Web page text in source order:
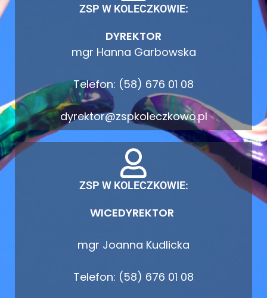
ZSP W KOLECZKOWIE:
DYREKTOR
mgr Hanna Garbowska
Telefon: (58) 676 01 08
dyrektor@zspkoleczkowo.pl
ZSP W KOLECZKOWIE:
WICEDYREKTOR
mgr Joanna Kudlicka
Telefon: (58) 676 01 08